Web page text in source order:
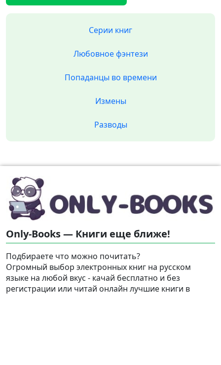
Серии книг
Любовное фэнтези
Попаданцы во времени
Измены
Разводы
Only-Books — Книги еще ближе!
Подбираете что можно почитать?
Огромный выбор электронных книг на русском
языке на любой вкус - качай бесплатно и без
регистрации или читай онлайн лучшие книги в